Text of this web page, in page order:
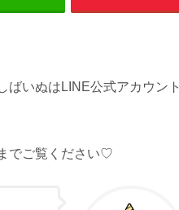
ばいぬはLINE公式アカウント
でご覧ください♡